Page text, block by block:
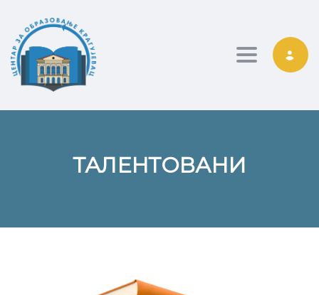
Toggle
ТАЛЕНТОВАНИ